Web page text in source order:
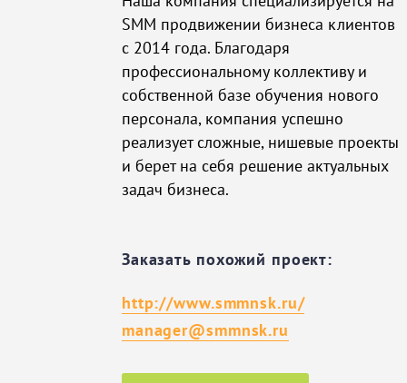
SMM продвижении бизнеса клиентов
с 2014 года. Благодаря
профессиональному коллективу и
собственной базе обучения нового
персонала, компания успешно
реализует сложные, нишевые проекты
и берет на себя решение актуальных
задач бизнеса.
Заказать похожий проект:
http://www.smmnsk.ru/
manager@smmnsk.ru